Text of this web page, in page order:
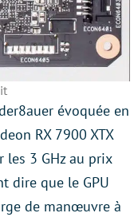
évoquée en
RX 7900 XTX
les 3 GHz au prix
dire que le GPU
de manœuvre à